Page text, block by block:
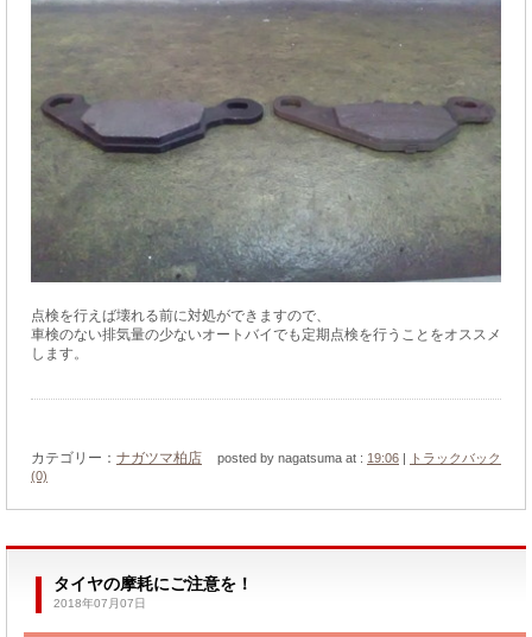
点検を行えば壊れる前に対処ができますので、
車検のない排気量の少ないオートバイでも定期点検を行うことをオススメ
します。
カテゴリー： ナガツマ柏店 posted by nagatsuma at : 19:06 |
トラックバック
(0)
タイヤの摩耗にご注意を！
2018年07月07日